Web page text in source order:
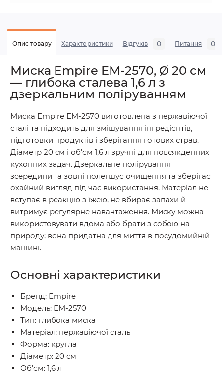
Опис товару Характеристики Відгуків 0 Питання 0
Миска Empire EM-2570, Ø 20 см
— глибока сталева 1,6 л з
дзеркальним поліруванням
Миска Empire EM-2570 виготовлена з нержавіючої
сталі та підходить для змішування інгредієнтів,
підготовки продуктів і зберігання готових страв.
Діаметр 20 см і об’єм 1,6 л зручні для повсякденних
кухонних задач. Дзеркальне полірування
зсередини та зовні полегшує очищення та зберігає
охайний вигляд під час використання. Матеріал не
вступає в реакцію з їжею, не вбирає запахи й
витримує регулярне навантаження. Миску можна
використовувати вдома або брати з собою на
природу; вона придатна для миття в посудомийній
машині.
Основні характеристики
Бренд: Empire
Модель: EM-2570
Тип: глибока миска
Матеріал: нержавіючої сталь
Форма: кругла
Діаметр: 20 см
Об’єм: 1,6 л